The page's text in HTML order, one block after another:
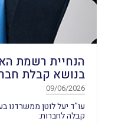
הנחיית רשמת
בנושא קבלת
09/06/2026
עו"ד יעל לוטן ממשרדנו
קבלה לחברות: